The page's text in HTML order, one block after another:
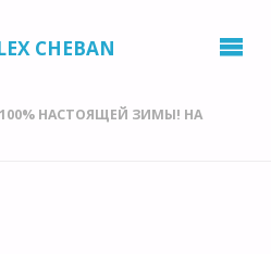
CHEBAN
НАСТОЯЩЕЙ ЗИМЫ! НА